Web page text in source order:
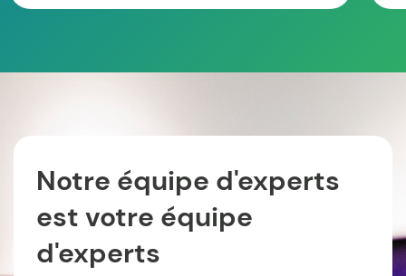
Notre équipe d'experts
est votre équipe
d'experts